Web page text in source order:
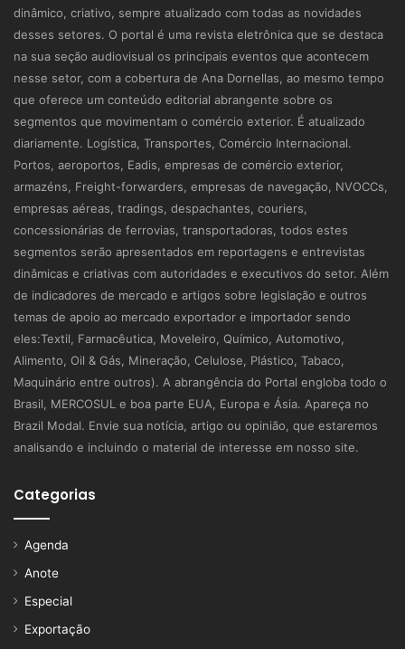
dinâmico, criativo, sempre atualizado com todas as novidades
desses setores. O portal é uma revista eletrônica que se destaca
na sua seção audiovisual os principais eventos que acontecem
nesse setor, com a cobertura de Ana Dornellas, ao mesmo tempo
que oferece um conteúdo editorial abrangente sobre os
segmentos que movimentam o comércio exterior. É atualizado
diariamente. Logística, Transportes, Comércio Internacional.
Portos, aeroportos, Eadis, empresas de comércio exterior,
armazéns, Freight-forwarders, empresas de navegação, NVOCCs,
empresas aéreas, tradings, despachantes, couriers,
concessionárias de ferrovias, transportadoras, todos estes
segmentos serão apresentados em reportagens e entrevistas
dinâmicas e criativas com autoridades e executivos do setor. Além
de indicadores de mercado e artigos sobre legislação e outros
temas de apoio ao mercado exportador e importador sendo
eles:Textil, Farmacêutica, Moveleiro, Químico, Automotivo,
Alimento, Oil & Gás, Mineração, Celulose, Plástico, Tabaco,
Maquinário entre outros). A abrangência do Portal engloba todo o
Brasil, MERCOSUL e boa parte EUA, Europa e Ásia. Apareça no
Brazil Modal. Envie sua notícia, artigo ou opinião, que estaremos
analisando e incluindo o material de interesse em nosso site.
Categorias
Agenda
Anote
Especial
Exportação